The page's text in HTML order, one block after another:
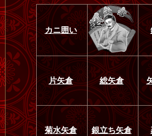
カニ囲い
片矢倉 総矢倉
菊水矢倉 銀立ち矢倉